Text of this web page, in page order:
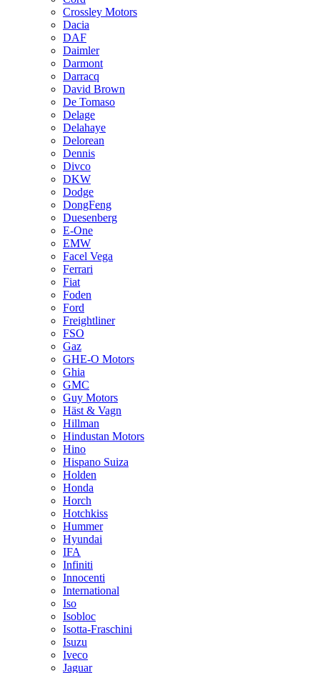
Crossley Motors
Dacia
DAF
Daimler
Darmont
Darracq
David Brown
De Tomaso
Delage
Delahaye
Delorean
Dennis
Divco
DKW
Dodge
DongFeng
Duesenberg
E-One
EMW
Facel Vega
Ferrari
Fiat
Foden
Ford
Freightliner
FSO
Gaz
GHE-O Motors
Ghia
GMC
Guy Motors
Häst & Vagn
Hillman
Hindustan Motors
Hino
Hispano Suiza
Holden
Honda
Horch
Hotchkiss
Hummer
Hyundai
IFA
Infiniti
Innocenti
International
Iso
Isobloc
Isotta-Fraschini
Isuzu
Iveco
Jaguar